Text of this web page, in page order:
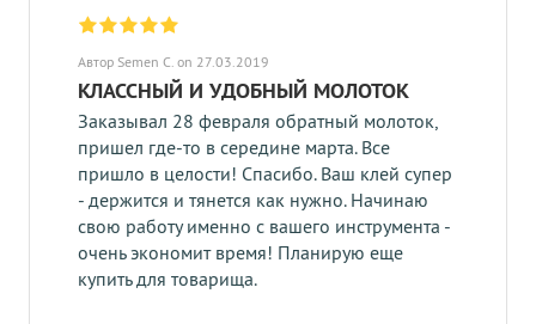
Автор Semen C. on 27.03.2019
КЛАССНЫЙ И УДОБНЫЙ МОЛОТОК
Заказывал 28 февраля обратный молоток,
пришел где-то в середине марта. Все
пришло в целости! Спасибо. Ваш клей супер
- держится и тянется как нужно. Начинаю
свою работу именно с вашего инструмента -
очень экономит время! Планирую еще
купить для товарища.